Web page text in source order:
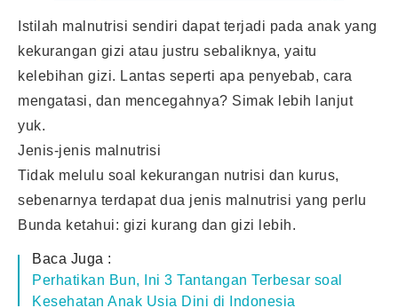
Istilah malnutrisi sendiri dapat terjadi pada anak yang
kekurangan gizi atau justru sebaliknya, yaitu
kelebihan gizi. Lantas seperti apa penyebab, cara
mengatasi, dan mencegahnya? Simak lebih lanjut
yuk.
Jenis-jenis malnutrisi
Tidak melulu soal kekurangan nutrisi dan kurus,
sebenarnya terdapat dua jenis malnutrisi yang perlu
Bunda ketahui: gizi kurang dan gizi lebih.
Baca Juga :
Perhatikan Bun, Ini 3 Tantangan Terbesar soal
Kesehatan Anak Usia Dini di Indonesia